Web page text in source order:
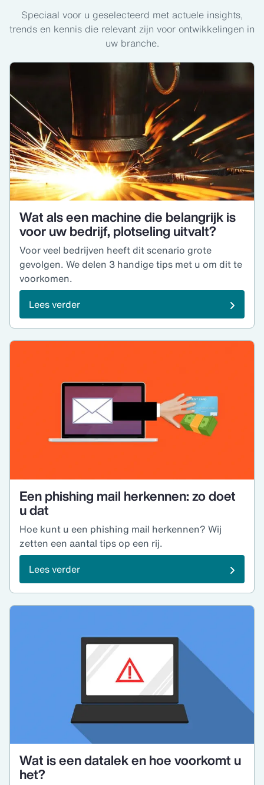
Speciaal voor u geselecteerd met actuele insights,
trends en kennis die relevant zijn voor ontwikkelingen in
uw branche.
Wat als een machine die belangrijk is
voor uw bedrijf, plotseling uitvalt?
Voor veel bedrijven heeft dit scenario grote
gevolgen. We delen 3 handige tips met u om dit te
voorkomen.
Lees verder
Een phishing mail herkennen: zo doet
u dat
Hoe kunt u een phishing mail herkennen? Wij
zetten een aantal tips op een rij.
Lees verder
Wat is een datalek en hoe voorkomt u
het?